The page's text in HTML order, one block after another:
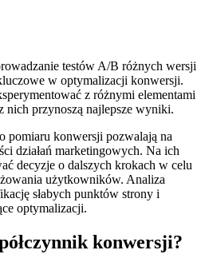
testów A/B różnych wersji
w optymalizacji konwersji.
z różnymi elementami
nich przynoszą najlepsze wyniki.
pomiaru konwersji pozwalają na
działań marketingowych. Na ich
decyzje o dalszych krokach w celu
użytkowników. Analiza
słabych punktów strony i
optymalizacji.
konwersji?